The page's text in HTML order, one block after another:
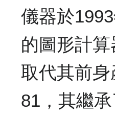
儀器於
的圖形計
取代其前
81，其繼